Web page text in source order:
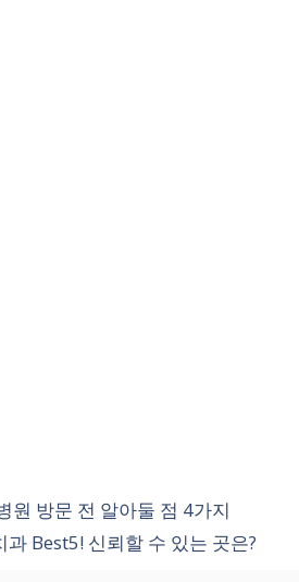
원 방문 전 알아둘 점 4가지
Best5! 신뢰할 수 있는 곳은?